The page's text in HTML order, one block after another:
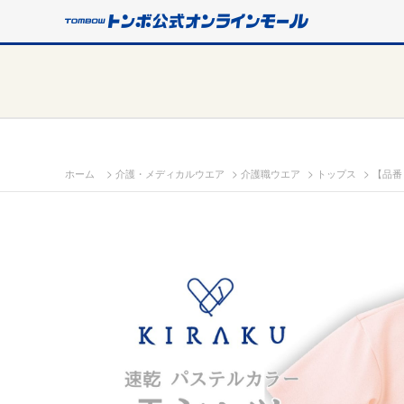
ホーム > 介護・メディカルウエア > 介護職ウエア > トップス > 【品